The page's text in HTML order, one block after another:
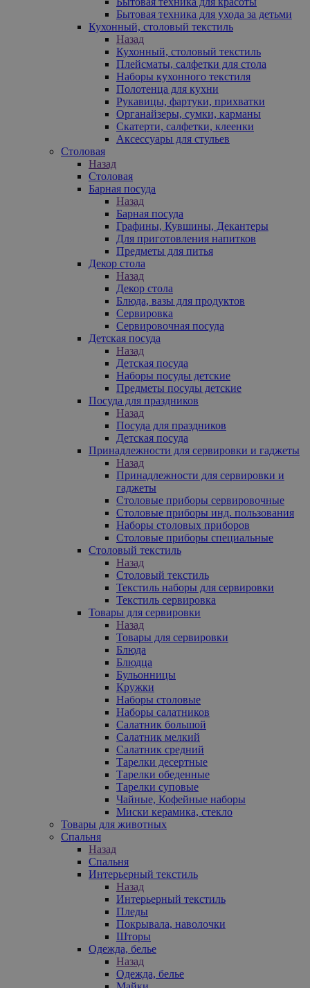
Бытовая техника для ухода за детьми
Кухонный, столовый текстиль
Назад
Кухонный, столовый текстиль
Плейсматы, салфетки для стола
Наборы кухонного текстиля
Полотенца для кухни
Рукавицы, фартуки, прихватки
Органайзеры, сумки, карманы
Скатерти, салфетки, клеенки
Аксессуары для стульев
Столовая
Назад
Столовая
Барная посуда
Назад
Барная посуда
Графины, Кувшины, Декантеры
Для приготовления напитков
Предметы для питья
Декор стола
Назад
Декор стола
Блюда, вазы для продуктов
Сервировка
Сервировочная посуда
Детская посуда
Назад
Детская посуда
Наборы посуды детские
Предметы посуды детские
Посуда для праздников
Назад
Посуда для праздников
Детская посуда
Принадлежности для сервировки и гаджеты
Назад
Принадлежности для сервировки и
гаджеты
Столовые приборы сервировочные
Столовые приборы инд. пользования
Наборы столовых приборов
Столовые приборы специальные
Столовый текстиль
Назад
Столовый текстиль
Текстиль наборы для сервировки
Текстиль сервировка
Товары для сервировки
Назад
Товары для сервировки
Блюда
Блюдца
Бульонницы
Кружки
Наборы столовые
Наборы салатников
Салатник большой
Салатник мелкий
Салатник средний
Тарелки десертные
Тарелки обеденные
Тарелки суповые
Чайные, Кофейные наборы
Миски керамика, стекло
Товары для животных
Спальня
Назад
Спальня
Интерьерный текстиль
Назад
Интерьерный текстиль
Пледы
Покрывала, наволочки
Шторы
Одежда, белье
Назад
Одежда, белье